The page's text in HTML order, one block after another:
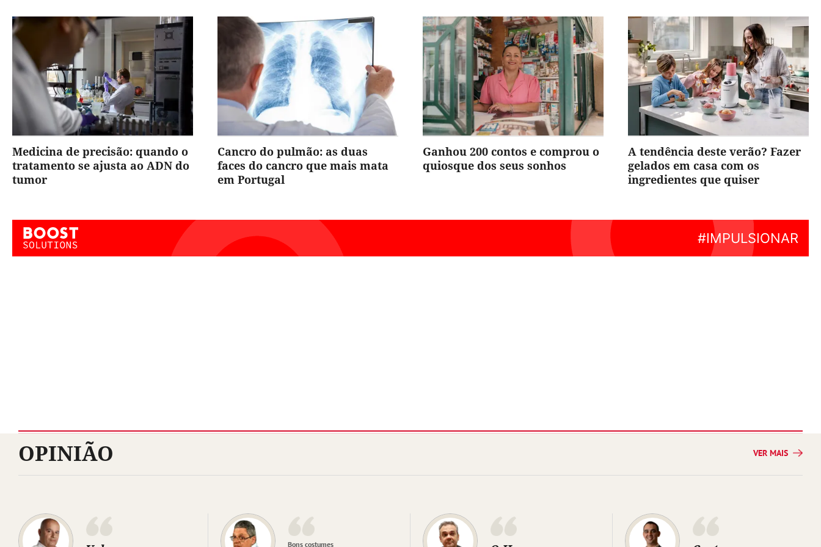
Medicina de precisão: quando o
tratamento se ajusta ao ADN do
tumor
Cancro do pulmão: as duas
faces do cancro que mais mata
em Portugal
Ganhou 200 contos e comprou o
quiosque dos seus sonhos
A tendência deste verão? Fazer
gelados em casa com os
ingredientes que quiser
OPINIÃO VER MAIS
Bons costumes